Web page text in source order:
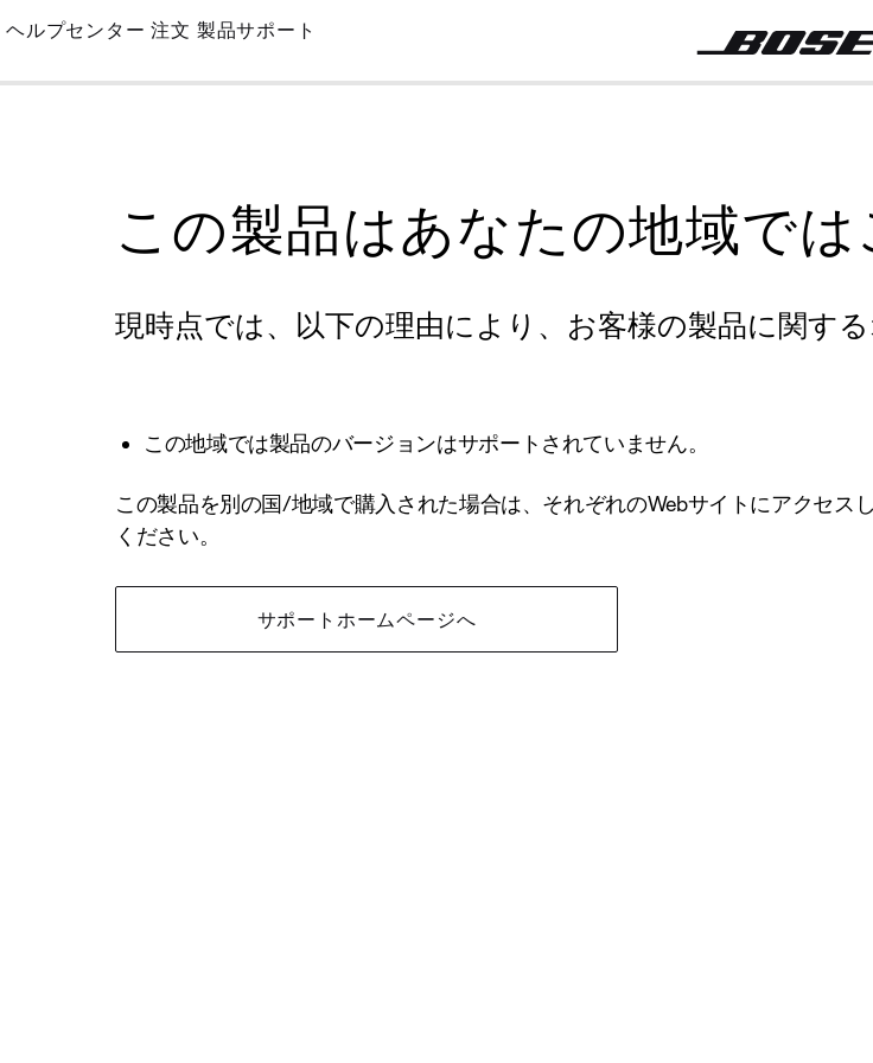
Skip
Main
ヘルプセンター 注文 製品サポート
この製品はあなたの地域で
現時点では、以下の理由により、お客様の製品に関す
この地域では製品のバージョンはサポートされていません。
この製品を別の国/地域で購入された場合は、それぞれのWebサイトにアクセ
ください。
サポートホームページへ